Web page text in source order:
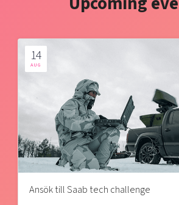
14
AUG
Ansök till Saab tech challenge